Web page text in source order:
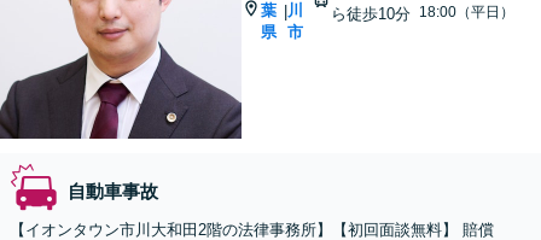
葉
県
|川
市
ら徒歩10分 18:00（平日）
自動車事故
【イオンタウン市川大和田2階の法律事務所】【初回面談無料】 賠償